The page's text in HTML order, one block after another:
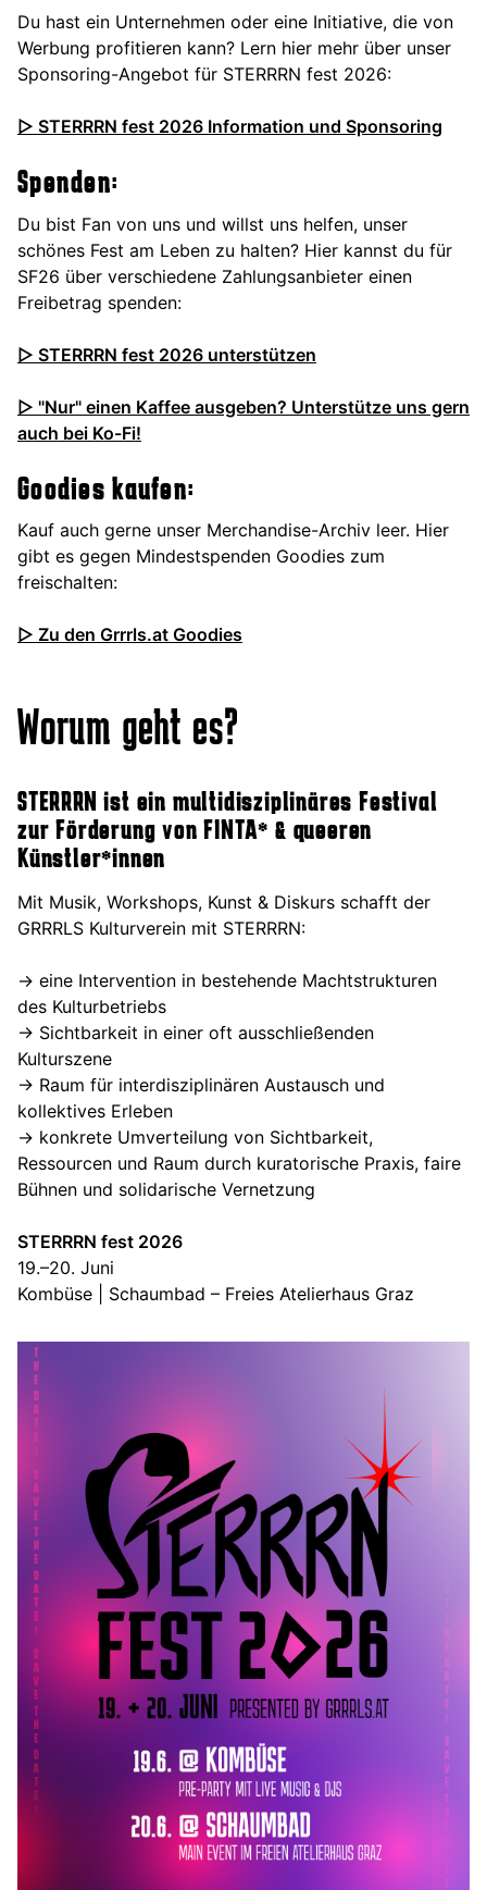
Du hast ein Unternehmen oder eine Initiative, die von
Werbung profitieren kann? Lern hier mehr über unser
Sponsoring-Angebot für STERRRN fest 2026:
▷ STERRRN fest 2026 Information und Sponsoring
Spenden:
Du bist Fan von uns und willst uns helfen, unser
schönes Fest am Leben zu halten? Hier kannst du für
SF26 über verschiedene Zahlungsanbieter einen
Freibetrag spenden:
▷ STERRRN fest 2026 unterstützen
▷ "Nur" einen Kaffee ausgeben? Unterstütze uns gern
auch bei Ko-Fi!
Goodies kaufen:
Kauf auch gerne unser Merchandise-Archiv leer. Hier
gibt es gegen Mindestspenden Goodies zum
freischalten:
▷ Zu den Grrrls.at Goodies
Worum geht es?
STERRRN ist ein multidisziplinäres Festival
zur Förderung von FINTA* & queeren
Künstler*innen
Mit Musik, Workshops, Kunst & Diskurs schafft der
GRRRLS Kulturverein mit STERRRN:
→ eine Intervention in bestehende Machtstrukturen
des Kulturbetriebs
→ Sichtbarkeit in einer oft ausschließenden
Kulturszene
→ Raum für interdisziplinären Austausch und
kollektives Erleben
→ konkrete Umverteilung von Sichtbarkeit,
Ressourcen und Raum durch kuratorische Praxis, faire
Bühnen und solidarische Vernetzung
STERRRN fest 2026
19.–20. Juni
Kombüse | Schaumbad – Freies Atelierhaus Graz